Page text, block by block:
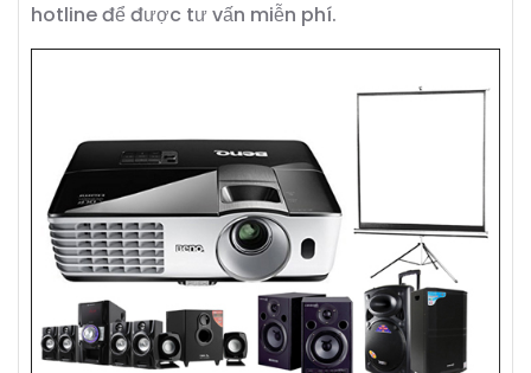
hotline để được tư vấn miễn phí.